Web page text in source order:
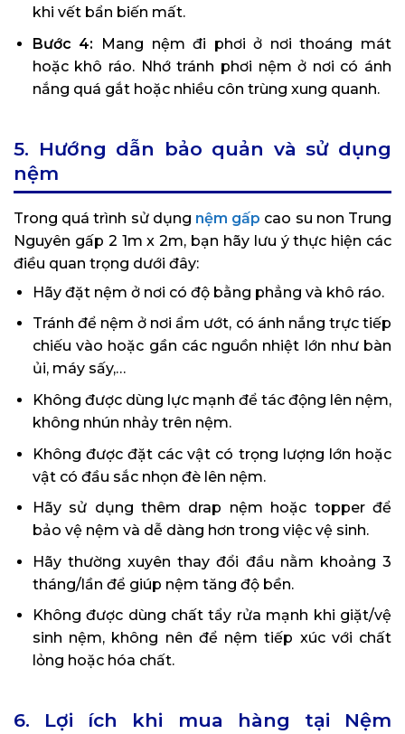
khi vết bẩn biến mất.
Bước 4: Mang nệm đi phơi ở nơi thoáng mát
hoặc khô ráo. Nhớ tránh phơi nệm ở nơi có ánh
nắng quá gắt hoặc nhiều côn trùng xung quanh.
5. Hướng dẫn bảo quản và sử dụng
nệm
Trong quá trình sử dụng nệm gấp cao su non Trung
Nguyên gấp 2 1m x 2m, bạn hãy lưu ý thực hiện các
điều quan trọng dưới đây:
Hãy đặt nệm ở nơi có độ bằng phẳng và khô ráo.
Tránh để nệm ở nơi ẩm ướt, có ánh nắng trực tiếp
chiếu vào hoặc gần các nguồn nhiệt lớn như bàn
ủi, máy sấy,…
Không được dùng lực mạnh để tác động lên nệm,
không nhún nhảy trên nệm.
Không được đặt các vật có trọng lượng lớn hoặc
vật có đầu sắc nhọn đè lên nệm.
Hãy sử dụng thêm drap nệm hoặc topper để
bảo vệ nệm và dễ dàng hơn trong việc vệ sinh.
Hãy thường xuyên thay đổi đầu nằm khoảng 3
tháng/lần để giúp nệm tăng độ bền.
Không được dùng chất tẩy rửa mạnh khi giặt/vệ
sinh nệm, không nên để nệm tiếp xúc với chất
lỏng hoặc hóa chất.
6. Lợi ích khi mua hàng tại Nệm